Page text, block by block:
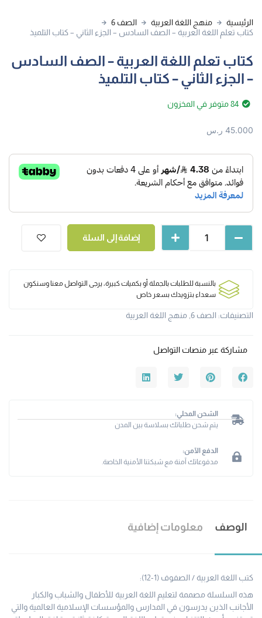
الرئيسية منهج اللغة العربية
الصف 6
كتاب تعلم اللغة العربية – الصف السادس – الجزء الثاني – كتاب التلميذ
كتاب تعلم اللغة العربية – الصف السادس
– الجزء الثاني – كتاب التلميذ
84 متوفر في المخزون
45.000 ر.س
إضافة إلى السلة
بالنسبة للطلبات بالجملة أو بكميات كبيرة، يرجى التواصل معنا وسنكون
سعداء بتزويدك بسعر خاص
التصنيفات: الصف 6 منهج اللغة العربية
مشاركة عبر منصات التواصل
الشحن المحلي:
يتم شحن طلباتك بسلاسة بين المدن
الدفع الآمن:
مدفوعاتك آمنة مع شبكتنا الأمنية الخاصة.
الوصف معلومات إضافية
كتب اللغة العربية / الصفوف (1-12):
هذه السلسلة مصممة لتعليم اللغة العربية للأطفال والشباب والكبار
الأجانب الذين يدرسون في المدارس والمؤسسات الإسلامية العالمية والتي